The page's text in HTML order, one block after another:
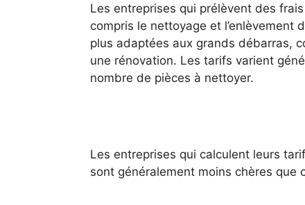
Les entreprises qui prélèvent des
compris le nettoyage et l’enlèvement
plus adaptées aux grands débarras,
une rénovation. Les tarifs varient
nombre de pièces à nettoyer.
Les entreprises qui calculent leurs
sont généralement moins chères que